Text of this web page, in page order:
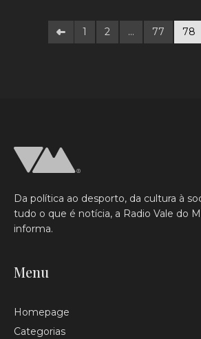
1 2 … 77 78
Da política ao desporto, da cultura à
tudo o que é notícia, a Radio Vale do
informa.
Menu
Homepage
Categorias